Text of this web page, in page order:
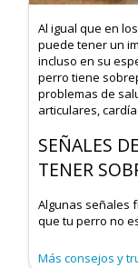
Al igual que en
puede tener un
incluso en su
perro tiene
problemas de
articulares,
SEÑALES
TENER
Algunas señales
que tu perro no
Más consejos y